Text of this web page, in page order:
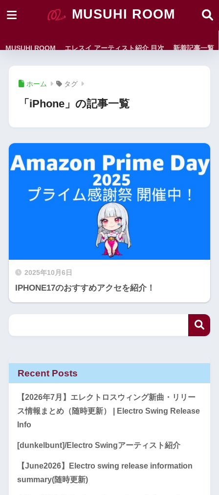
MUSUHI ROOM
MUSUHI ROOM エレスイ アーティスト紹介 目次 新着記事一覧
ホーム タグ
「iPhone」の記事一覧
2025年10月6日
IPHONE17のおすすめアクセを紹介！
Recent Posts
【2026年7月】エレクトロスウィング新曲・リリー
ス情報まとめ（随時更新） | Electro Swing Release
Info
[dunkelbunt]/Electro Swingアーティスト紹介
【June2026】Electro swing release information
summary(随時更新)